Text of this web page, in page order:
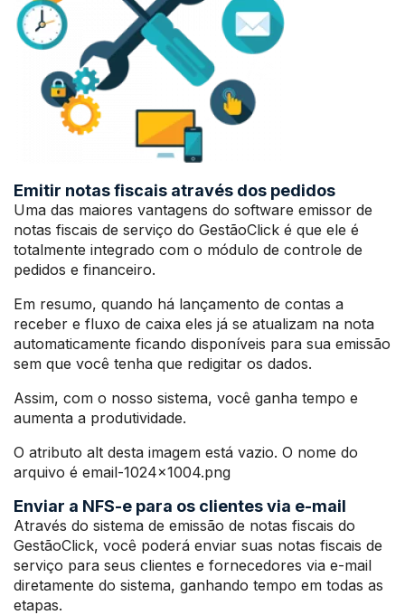
Emitir notas fiscais através dos pedidos
Uma das maiores vantagens do software emissor de
notas fiscais de serviço do GestãoClick é que ele é
totalmente integrado com o módulo de controle de
pedidos e financeiro.
Em resumo, quando há lançamento de contas a
receber e fluxo de caixa eles já se atualizam na nota
automaticamente ficando disponíveis para sua emissão
sem que você tenha que redigitar os dados.
Assim, com o nosso sistema, você ganha tempo e
aumenta a produtividade.
O atributo alt desta imagem está vazio. O nome do
arquivo é email-1024×1004.png
Enviar a NFS-e para os clientes via e-mail
Através do sistema de emissão de notas fiscais do
GestãoClick, você poderá enviar suas notas fiscais de
serviço para seus clientes e fornecedores via e-mail
diretamente do sistema, ganhando tempo em todas as
etapas.